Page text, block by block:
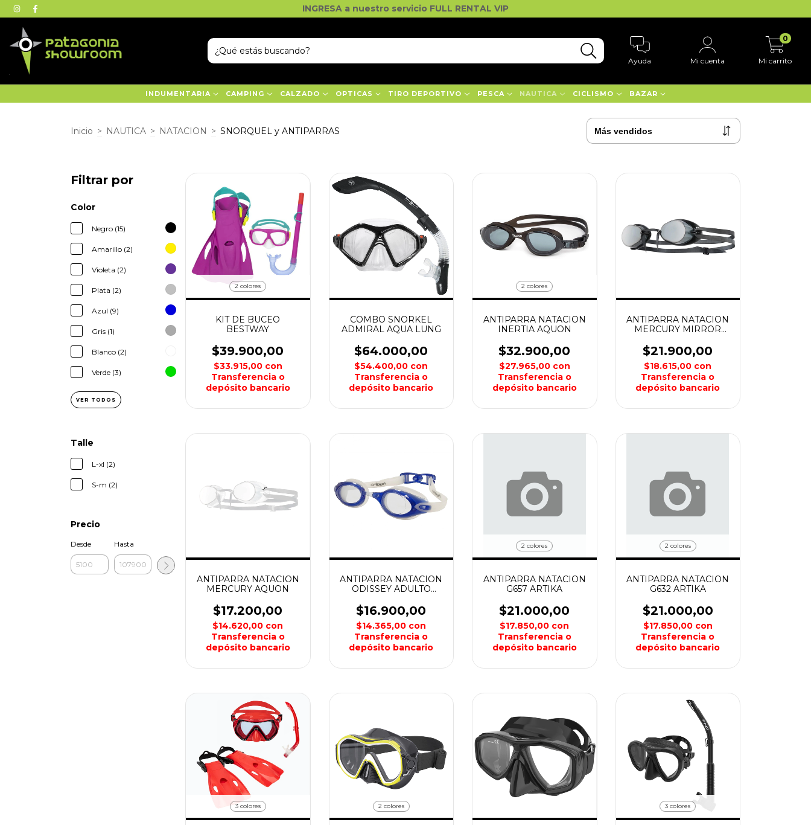
INGRESA a nuestro servicio FULL RENTAL VIP
Ayuda Mi cuenta Mi carrito
0
INDUMENTARIA CAMPING CALZADO OPTICAS TIRO DEPORTIVO PESCA NAUTICA CICLISMO BAZAR
Inicio > NAUTICA > NATACION > SNORQUEL y ANTIPARRAS
Filtrar por
Color
Negro (15)
Amarillo (2)
Violeta (2)
Plata (2)
Azul (9)
Gris (1)
Blanco (2)
Verde (3)
VER TODOS
Talle
L-xl (2)
S-m (2)
Precio
Desde Hasta
2 colores
KIT DE BUCEO
BESTWAY
$39.900,00
$33.915,00 con
Transferencia o
depósito bancario
COMBO SNORKEL
ADMIRAL AQUA LUNG
$64.000,00
$54.400,00 con
Transferencia o
depósito bancario
2 colores
ANTIPARRA NATACION
INERTIA AQUON
$32.900,00
$27.965,00 con
Transferencia o
depósito bancario
ANTIPARRA NATACION
MERCURY MIRROR
$21.900,00
$18.615,00 con
Transferencia o
depósito bancario
ANTIPARRA NATACION
MERCURY AQUON
$17.200,00
$14.620,00 con
Transferencia o
depósito bancario
ANTIPARRA NATACION
ODISSEY ADULTO
$16.900,00
$14.365,00 con
Transferencia o
depósito bancario
2 colores
ANTIPARRA NATACION
G657 ARTIKA
$21.000,00
$17.850,00 con
Transferencia o
depósito bancario
2 colores
ANTIPARRA NATACION
G632 ARTIKA
$21.000,00
$17.850,00 con
Transferencia o
depósito bancario
3 colores 2 colores 3 colores